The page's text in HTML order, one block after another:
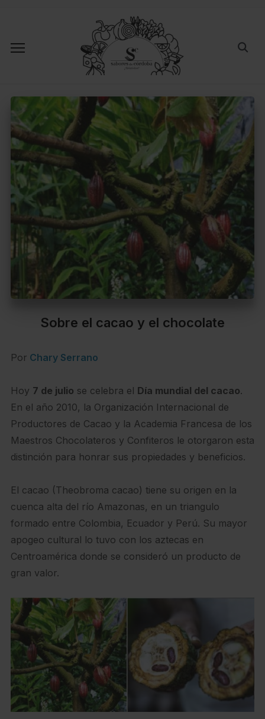
Sobre el cacao y el chocolate
Por Chary Serrano
Hoy 7 de julio se celebra el Día mundial del cacao.
En el año 2010, la Organización Internacional de
Productores de Cacao y la Academia Francesa de los
Maestros Chocolateros y Confiteros le otorgaron esta
distinción para honrar sus propiedades y beneficios.
El cacao (Theobroma cacao) tiene su origen en la
cuenca alta del río Amazonas, en un triangulo
formado entre Colombia, Ecuador y Perú. Su mayor
apogeo cultural lo tuvo con los aztecas en
Centroamérica donde se consideró un producto de
gran valor.